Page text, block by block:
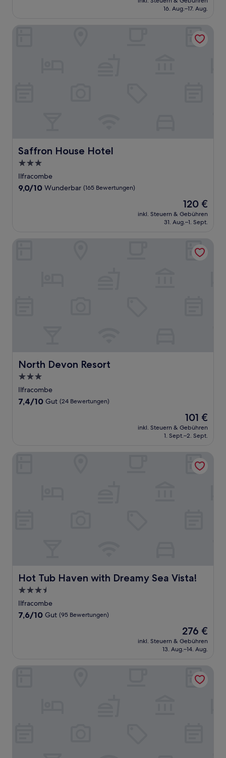
beträgt
16. Aug.–17. Aug.
Saffron House Hotel
Saffron House Hotel
3.0-
Sterne-
Unterkunft
Ilfracombe
9.0
9,0/10 Wunderbar (165 Bewertungen)
Der
Preis
beträgt
120 €
inkl. Steuern & Gebühren
31. Aug.–1. Sept.
North Devon Resort
North Devon Resort
3.0-
Sterne-
Unterkunft
Ilfracombe
7.4
7,4/10 Gut (24 Bewertungen)
Der
Preis
beträgt
101 €
inkl. Steuern & Gebühren
1. Sept.–2. Sept.
Hot Tub Haven with Dreamy Sea Vista!
Hot Tub Haven with Dreamy Sea Vista!
3.5-
Sterne-
Unterkunft
Ilfracombe
7.6
7,6/10 Gut (95 Bewertungen)
Der
Preis
beträgt
276 €
inkl. Steuern & Gebühren
13. Aug.–14. Aug.